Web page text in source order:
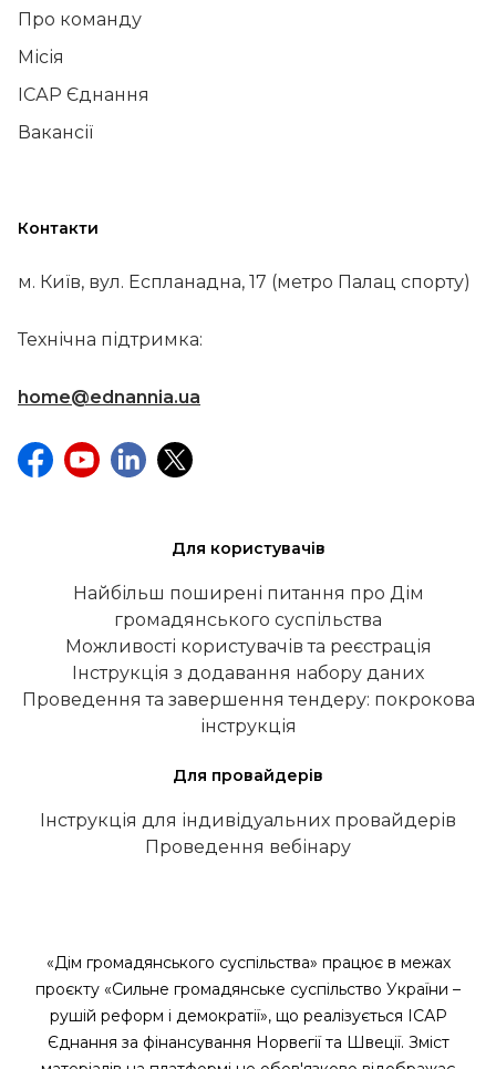
Про команду
Місія
ІСАР Єднання
Вакансії
Контакти
м. Київ, вул. Еспланадна, 17 (метро Палац спорту)
Технічна підтримка:
home@ednannia.ua
Для користувачів
Найбільш поширені питання про Дім
громадянського суспільства
Можливості користувачів та реєстрація
Інструкція з додавання набору даних
Проведення та завершення тендеру: покрокова
інструкція
Для провайдерів
Інструкція для індивідуальних провайдерів
Проведення вебінару
«Дім громадянського суспільства» працює в межах
проєкту «Сильне громадянське суспільство України –
рушій реформ і демократії», що реалізується ІСАР
Єднання за фінансування Норвегії та Швеції. Зміст